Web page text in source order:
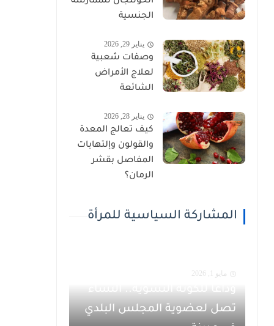
الجنسية
يناير 29, 2026
وصفات شعبية
لعلاج الأمراض
الشائعة
يناير 28, 2026
كيف تعالج المعدة
والقولون وإلتهابات
المفاصل بقشر
الرمان؟
المشاركة السياسية للمرأة
مايو 1, 2026
وداعاً للكوتة النسوية.. النساء
تصل لعضوية المجلس البلدي